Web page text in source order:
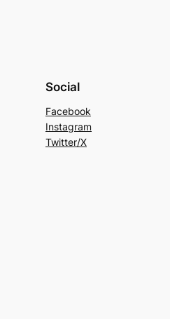
Social
Facebook
Instagram
Twitter/X